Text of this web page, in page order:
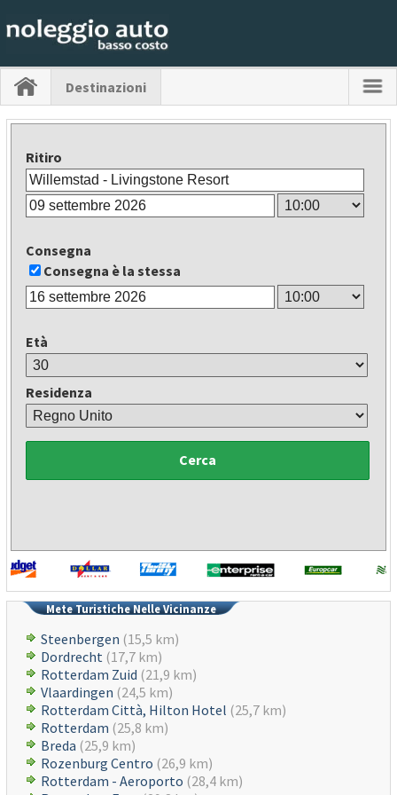
Destinazioni
Ritiro
Consegna
Consegna è la stessa
Età
Residenza
Cerca
Mete Turistiche Nelle Vicinanze
Steenbergen (15,5 km)
Dordrecht (17,7 km)
Rotterdam Zuid (21,9 km)
Vlaardingen (24,5 km)
Rotterdam Città, Hilton Hotel (25,7 km)
Rotterdam (25,8 km)
Breda (25,9 km)
Rozenburg Centro (26,9 km)
Rotterdam - Aeroporto (28,4 km)